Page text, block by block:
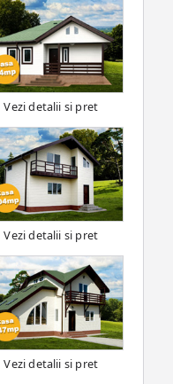
Vezi detalii si pret
Vezi detalii si pret
Vezi detalii si pret